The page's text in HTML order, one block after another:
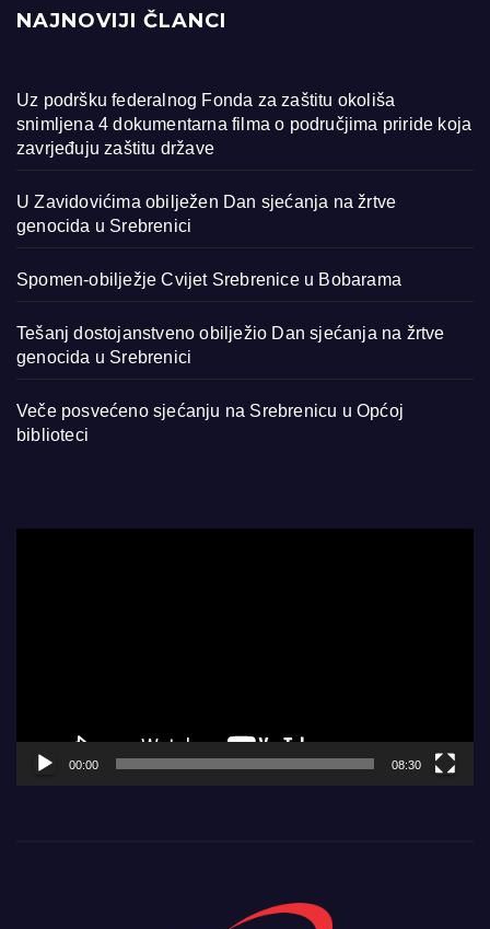
NAJNOVIJI ČLANCI
Uz podršku federalnog Fonda za zaštitu okoliša
snimljena 4 dokumentarna filma o područjima priride koja
zavrjeđuju zaštitu države
U Zavidovićima obilježen Dan sjećanja na žrtve
genocida u Srebrenici
Spomen-obilježje Cvijet Srebrenice u Bobarama
Tešanj dostojanstveno obilježio Dan sjećanja na žrtve
genocida u Srebrenici
Veče posvećeno sjećanju na Srebrenicu u Općoj
biblioteci
00:00 08:30